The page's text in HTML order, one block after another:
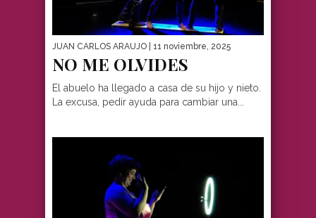
JUAN CARLOS ARAUJO | 11 noviembre, 2025
NO ME OLVIDES
El abuelo ha llegado a casa de su hijo y nieto.
La excusa, pedir ayuda para cambiar una...